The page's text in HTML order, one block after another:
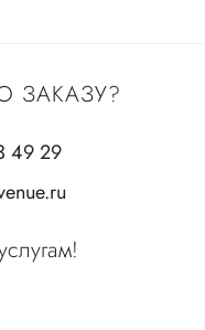
ЗАКАЗУ?
49 29